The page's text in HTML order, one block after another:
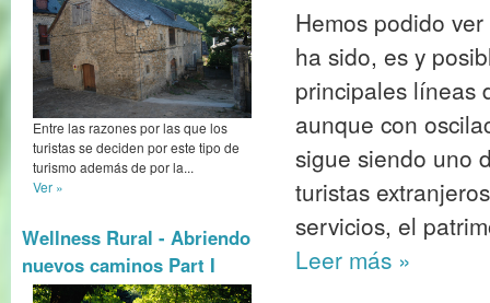
Entre las razones por las que los
turistas se deciden por este tipo de
turismo además de por la...
Ver »
Wellness Rural - Abriendo
nuevos caminos Part I
Hemos podido
ha sido, es y
principales líneas
aunque con
sigue siendo uno
turistas
servicios, el
Leer más »